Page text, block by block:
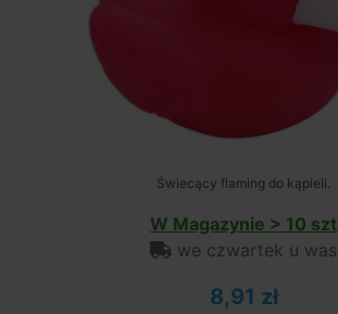
Świecący flaming do kąpieli.
W Magazynie > 10 szt
we czwartek u was
8,91 zł